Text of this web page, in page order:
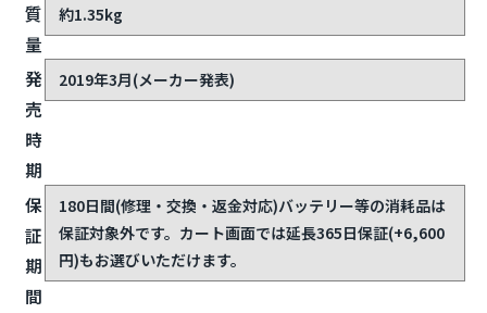
質
量
約1.35kg
発
売
時
期
2019年3月(メーカー発表)
保
証
期
間
180日間(修理・交換・返金対応)バッテリー等の消耗品は
保証対象外です。カート画面では延長365日保証(+6,600
円)もお選びいただけます。